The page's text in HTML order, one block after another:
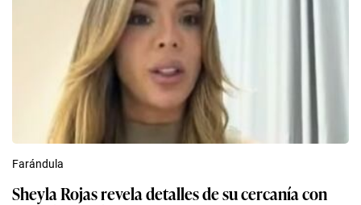
Farándula
Sheyla Rojas revela detalles de su cercanía con